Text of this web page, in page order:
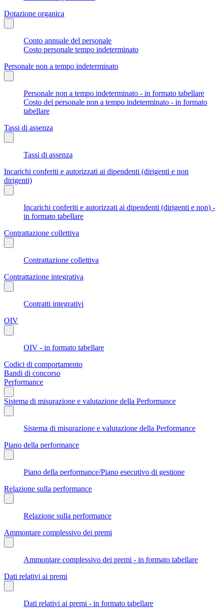
Dotazione organica
Conto annuale del personale
Costo personale tempo indeterminato
Personale non a tempo indeterminato
Personale non a tempo indeterminato - in formato tabellare
Costo del personale non a tempo indeterminato - in formato
tabellare
Tassi di assenza
Tassi di assenza
Incarichi conferiti e autorizzati ai dipendenti (dirigenti e non
dirigenti)
Incarichi conferiti e autorizzati ai dipendenti (dirigenti e non) -
in formato tabellare
Contrattazione collettiva
Contrattazione collettiva
Contrattazione integrativa
Contratti integrativi
OIV
OIV - in formato tabellare
Codici di comportamento
Bandi di concorso
Performance
Sistema di misurazione e valutazione della Performance
Sistema di misurazione e valutazione della Performance
Piano della performance
Piano della performance/Piano esecutivo di gestione
Relazione sulla performance
Relazione sulla performance
Ammontare complessivo dei premi
Ammontare complessivo dei premi - in formato tabellare
Dati relativi ai premi
Dati relativi ai premi - in formato tabellare